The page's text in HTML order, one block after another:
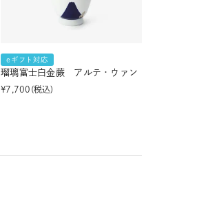
eギフト対応
瑠璃富士白金蕨 アルテ・ウァン
¥7,700 税込